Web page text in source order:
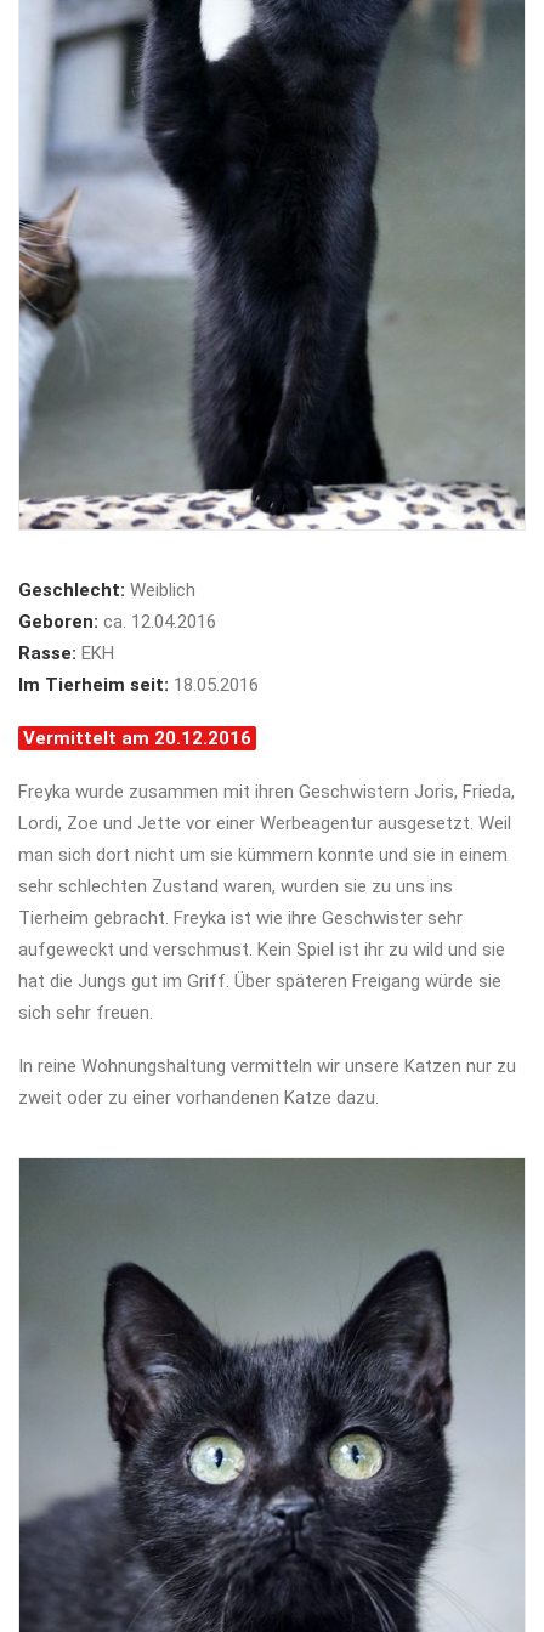
Geschlecht: Weiblich
Geboren: ca. 12.04.2016
Rasse: EKH
Im Tierheim seit: 18.05.2016
Vermittelt am 20.12.2016
Freyka wurde zusammen mit ihren Geschwistern Joris, Frieda,
Lordi, Zoe und Jette vor einer Werbeagentur ausgesetzt. Weil
man sich dort nicht um sie kümmern konnte und sie in einem
sehr schlechten Zustand waren, wurden sie zu uns ins
Tierheim gebracht. Freyka ist wie ihre Geschwister sehr
aufgeweckt und verschmust. Kein Spiel ist ihr zu wild und sie
hat die Jungs gut im Griff. Über späteren Freigang würde sie
sich sehr freuen.
In reine Wohnungshaltung vermitteln wir unsere Katzen nur zu
zweit oder zu einer vorhandenen Katze dazu.